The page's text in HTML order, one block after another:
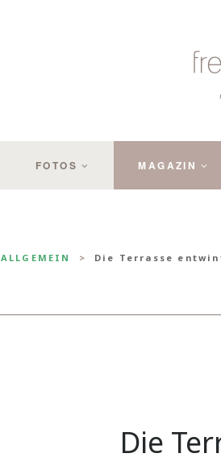
FOTOS MAGAZIN
ALLGEMEIN Die Terrasse
Die